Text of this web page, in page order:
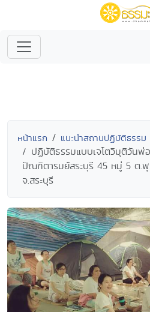
หน้าแรก แนะนำสถานปฏิบัติธรรม
ปฏิบัติธรรมแบบเจโตวิมุติวัน
ปัณฑิตารมย์สระบุรี 45 หมู่ 5 ต.
จ.สระบุรี